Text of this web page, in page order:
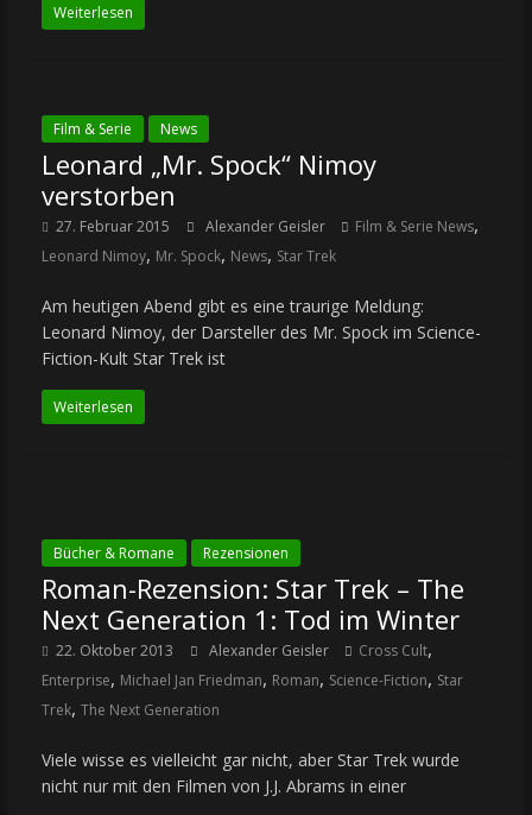
Weiterlesen
Film & Serie News
Leonard „Mr. Spock“ Nimoy
verstorben
27. Februar 2015 Alexander Geisler Film & Serie News,
Leonard Nimoy, Mr. Spock, News, Star Trek
Am heutigen Abend gibt es eine traurige Meldung:
Leonard Nimoy, der Darsteller des Mr. Spock im Science-
Fiction-Kult Star Trek ist
Weiterlesen
Bücher & Romane Rezensionen
Roman-Rezension: Star Trek – The
Next Generation 1: Tod im Winter
22. Oktober 2013 Alexander Geisler Cross Cult,
Enterprise, Michael Jan Friedman, Roman, Science-Fiction, Star
Trek, The Next Generation
Viele wisse es vielleicht gar nicht, aber Star Trek wurde
nicht nur mit den Filmen von J.J. Abrams in einer